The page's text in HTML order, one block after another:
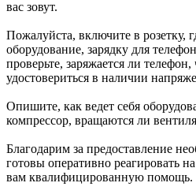
вас зовут.
Пожалуйста, включите в розетку,
оборудование, зарядку для
проверьте, заряжается ли
удостовериться в наличии
Опишите, как ведет себя
компрессор, вращаются ли
Благодарим за предоставление
готовы оперативно реагировать
вам квалифицированную помощь.